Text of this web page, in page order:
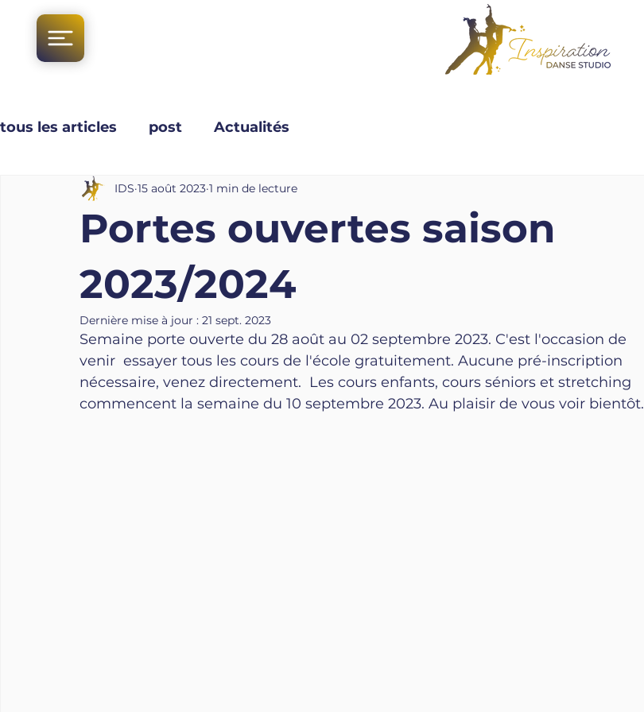
tous les articles post Actualités
Portes ouvertes saison
2023/2024
IDS 15 août 2023 1 min de lecture
Dernière mise à jour : 21 sept. 2023
Semaine porte ouverte du 28 août au 02 septembre 2023. C'est l'occasion de
venir  essayer tous les cours de l'école gratuitement. Aucune pré-inscription
nécessaire, venez directement.  Les cours enfants, cours séniors et stretching
commencent la semaine du 10 septembre 2023. Au plaisir de vous voir bientôt.